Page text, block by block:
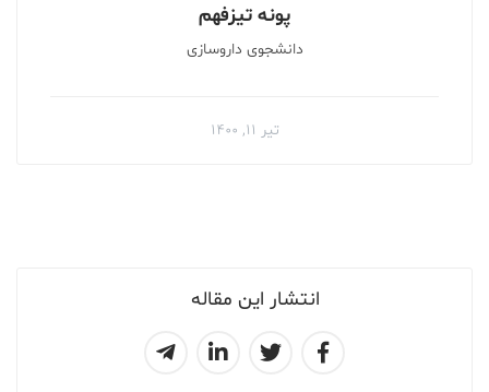
انتشار این مقاله
پونه تیزفهم
دانشجوی داروسازی
تیر ۱۱, ۱۴۰۰